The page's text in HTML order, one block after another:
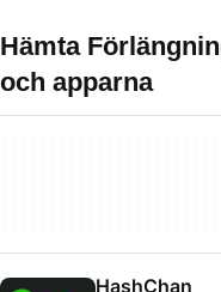
Hämta
och apparna
HashChan